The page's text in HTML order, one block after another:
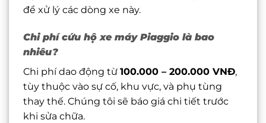
để xử lý các dòng xe này.
Chi phí cứu hộ xe máy Piaggio là bao
nhiêu?
Chi phí dao động từ 100.000 – 200.000 VNĐ,
tùy thuộc vào sự cố, khu vực, và phụ tùng
thay thế. Chúng tôi sẽ báo giá chi tiết trước
khi sửa chữa.